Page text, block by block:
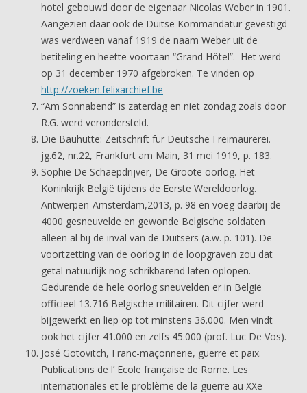
hotel gebouwd door de eigenaar Nicolas Weber in 1901.
Aangezien daar ook de Duitse Kommandatur gevestigd
was verdween vanaf 1919 de naam Weber uit de
betiteling en heette voortaan “Grand Hôtel”. Het werd
op 31 december 1970 afgebroken. Te vinden op
http://zoeken.felixarchief.be
“Am Sonnabend” is zaterdag en niet zondag zoals door
R.G. werd verondersteld.
Die Bauhütte: Zeitschrift für Deutsche Freimaurerei.
jg.62, nr.22, Frankfurt am Main, 31 mei 1919, p. 183.
Sophie De Schaepdrijver, De Groote oorlog. Het
Koninkrijk België tijdens de Eerste Wereldoorlog.
Antwerpen-Amsterdam,2013, p. 98 en voeg daarbij de
4000 gesneuvelde en gewonde Belgische soldaten
alleen al bij de inval van de Duitsers (a.w. p. 101). De
voortzetting van de oorlog in de loopgraven zou dat
getal natuurlijk nog schrikbarend laten oplopen.
Gedurende de hele oorlog sneuvelden er in België
officieel 13.716 Belgische militairen. Dit cijfer werd
bijgewerkt en liep op tot minstens 36.000. Men vindt
ook het cijfer 41.000 en zelfs 45.000 (prof. Luc De Vos).
José Gotovitch, Franc-maçonnerie, guerre et paix.
Publications de l’ Ecole française de Rome. Les
internationales et le problème de la guerre au XXe